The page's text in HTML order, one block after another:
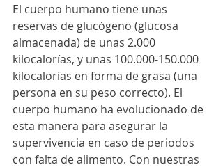
El cuerpo humano tiene unas
reservas de glucógeno (glucosa
almacenada) de unas 2.000
kilocalorías, y unas 100.000-150.000
kilocalorías en forma de grasa (una
persona en su peso correcto). El
cuerpo humano ha evolucionado de
esta manera para asegurar la
supervivencia en caso de periodos
con falta de alimento. Con nuestras